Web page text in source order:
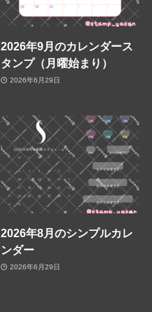
2026年9月のカレンダース
タンプ（月曜始まり）
2026年6月29日
2026年8月のシンプルカレ
ンダー
2026年6月29日